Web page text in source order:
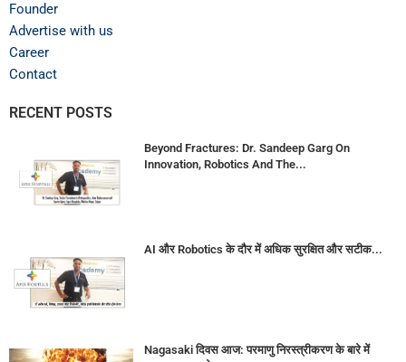
Founder
Advertise with us
Career
Contact
RECENT POSTS
Beyond Fractures: Dr. Sandeep Garg On
Innovation, Robotics And The...
AI और Robotics के दौर में अधिक सुरक्षित और सटीक...
Nagasaki दिवस आज: परमाणु निरस्त्रीकरण के बारे में